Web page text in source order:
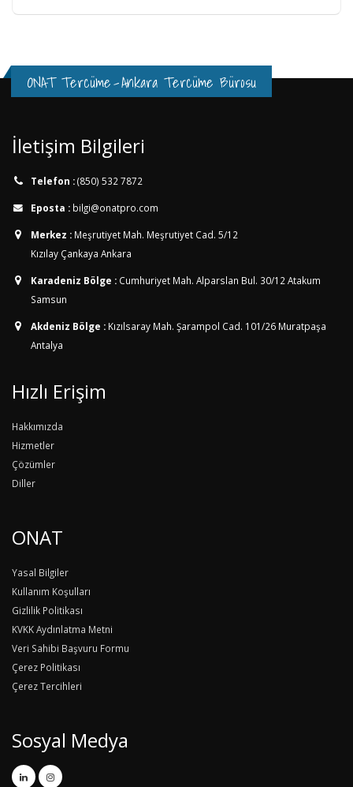
ONAT Tercüme-Ankara Tercüme Bürosu
İletişim Bilgileri
Telefon :(850) 532 7872
Eposta : bilgi@onatpro.com
Merkez : Meşrutiyet Mah. Meşrutiyet Cad. 5/12
Kızılay Çankaya Ankara
Karadeniz Bölge : Cumhuriyet Mah. Alparslan Bul. 30/12 Atakum
Samsun
Akdeniz Bölge : Kızılsaray Mah. Şarampol Cad. 101/26 Muratpaşa
Antalya
Hızlı Erişim
Hakkımızda
Hizmetler
Çözümler
Diller
ONAT
Yasal Bilgiler
Kullanım Koşulları
Gizlilik Politikası
KVKK Aydınlatma Metni
Veri Sahibi Başvuru Formu
Çerez Politikası
Çerez Tercihleri
Sosyal Medya